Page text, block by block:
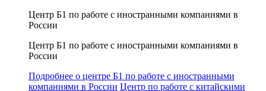
Центр Б1 по работе с иностранными компаниями в
России
Центр Б1 по работе с иностранными компаниями в
России
Подробнее о центре Б1 по работе с иностранными
компаниями в России Центр по работе с китайскими